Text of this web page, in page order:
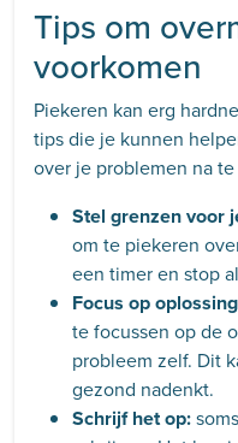
Tips om
voorkomen
Piekeren kan erg
tips die je kunnen
over je problemen na
Stel grenzen voor
om te piekeren
een timer en stop
Focus op
te focussen op de
probleem zelf. Dit
gezond nadenkt.
Schrijf het op: